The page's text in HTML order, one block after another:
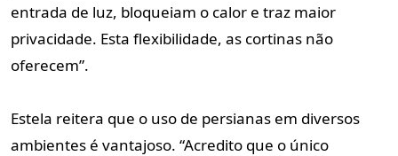
entrada de luz, bloqueiam o calor e traz maior
privacidade. Esta flexibilidade, as cortinas não
oferecem”.
Estela reitera que o uso de persianas em diversos
ambientes é vantajoso. “Acredito que o único